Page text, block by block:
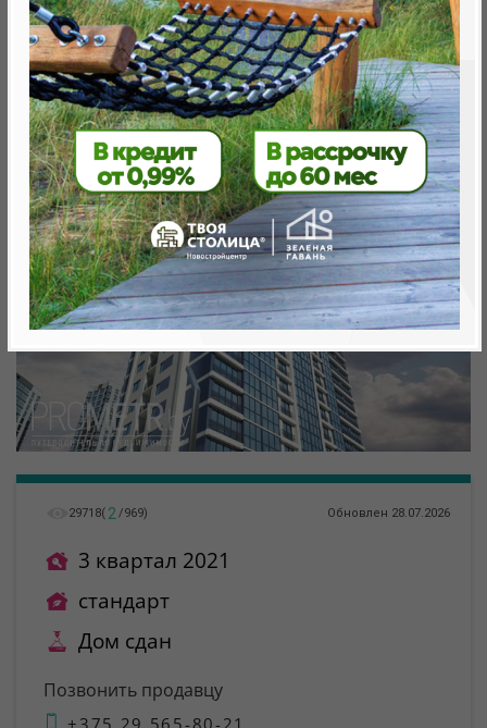
Минск, Октябрьский, ул. Аэродромная
метро «Ковальская Слобода», 566 м
29718( 2 /969) Обновлен 28.07.2026
3 квартал 2021
стандарт
Дом сдан
Позвонить продавцу
+375 29 565-80-21